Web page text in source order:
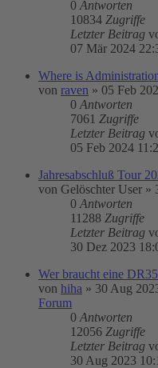
0 Antworten
10834 Zugriffe
Letzter Beitrag
07 Mär 2024
Where is
von raven » 05 Feb
0 Antworten
7061 Zugriffe
Letzter Beitrag
05 Feb 2024
Jahresabschluß Tour
von Gelöschter User »
0 Antworten
11288 Zugriffe
Letzter Beitrag
30 Dez 2023
Wer braucht eine
von hiha » 30 Aug
Forum
0 Antworten
12056 Zugriffe
Letzter Beitrag
30 Aug 2023